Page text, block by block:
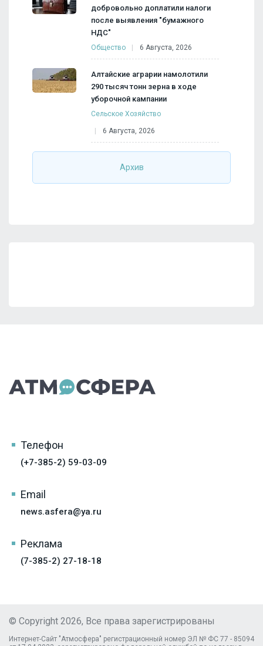
добровольно доплатили налоги
после выявления "бумажного
НДС"
Общество 6 Августа, 2026
Алтайские аграрии намолотили
290 тысяч тонн зерна в ходе
уборочной кампании
Сельское Хозяйство
6 Августа, 2026
Архив
Телефон
(+7-385-2) 59-03-09
Email
news.asfera@ya.ru
Реклама
(7-385-2) 27-18-18
© Copyright 2026, Все права зарегистрированы
Интернет-Сайт "Атмосфера" регистрационный номер ЭЛ № ФС 77 - 85094